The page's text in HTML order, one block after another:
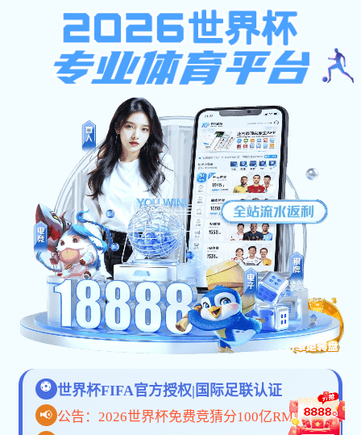
皇冠会员登录
提示：访问地址无效，错误的模板参数，siteId=264, tplId=1678,
columnId=4513, pageType=3！
首页 关闭此页
皇冠会员登录-浙江中南建设集团